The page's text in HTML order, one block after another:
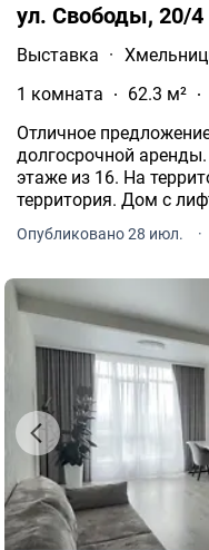
ул. Свободы, 20/4
Выставка ·
1 комната
62.3 м²
Отличное
долгосрочной
этаже из 16. На
территория. Дом с
20/4. Общая площадь
Опубликовано 28 июл. ·